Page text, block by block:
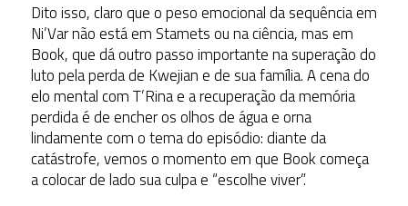
Dito isso, claro que o peso emocional da sequência em
Ni’Var não está em Stamets ou na ciência, mas em
Book, que dá outro passo importante na superação do
luto pela perda de Kwejian e de sua família. A cena do
elo mental com T’Rina e a recuperação da memória
perdida é de encher os olhos de água e orna
lindamente com o tema do episódio: diante da
catástrofe, vemos o momento em que Book começa
a colocar de lado sua culpa e “escolhe viver”.